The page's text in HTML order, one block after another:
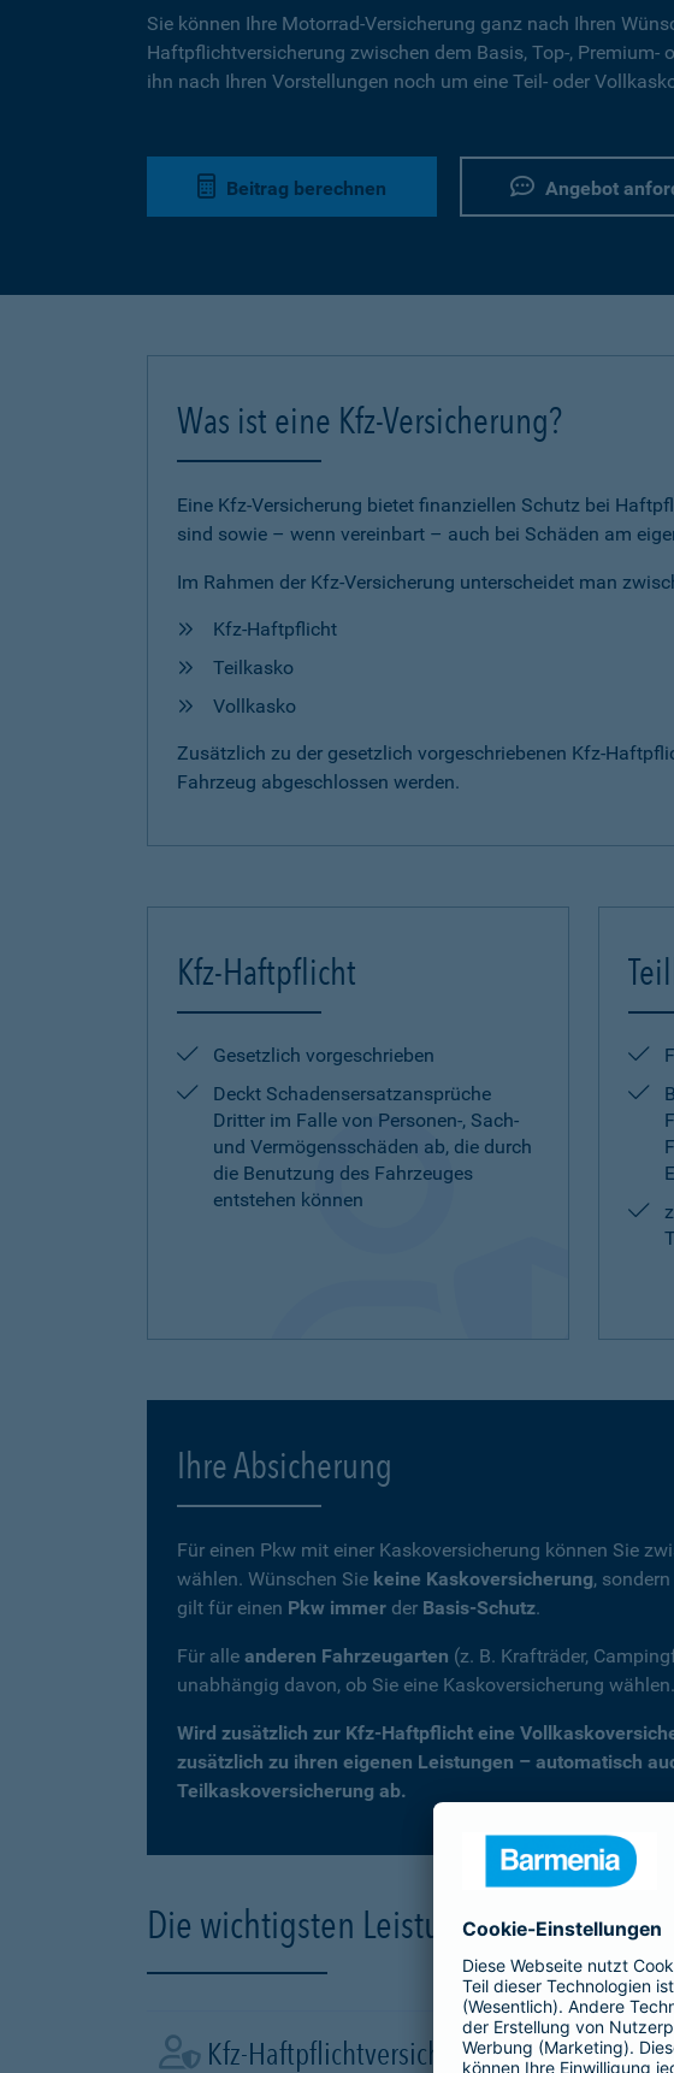
Sie können Ihre Motorrad-Versicherung ganz nach Ihren
Haftpflichtversicherung zwischen dem Basis, Top-, Premium-
ihn nach Ihren Vorstellungen noch um eine Teil- oder
Beitrag berechnen Angebot
Was ist eine Kfz-Versicherung?
Eine Kfz-Versicherung bietet finanziellen Schutz bei
sind sowie – wenn vereinbart – auch bei Schäden am
Im Rahmen der Kfz-Versicherung unterscheidet man
Kfz-Haftpflicht
Teilkasko
Vollkasko
Zusätzlich zu der gesetzlich vorgeschriebenen Kfz-
Fahrzeug abgeschlossen werden.
Kfz-Haftpflicht
Gesetzlich vorgeschrieben
Deckt Schadensersatzansprüche
Dritter im Falle von Personen-, Sach-
und Vermögensschäden ab, die durch
die Benutzung des Fahrzeuges
entstehen können
Ihre Absicherung
Für einen Pkw mit einer Kaskoversicherung können Sie
wählen. Wünschen Sie keine Kaskoversicherung,
gilt für einen Pkw immer der Basis-Schutz.
Für alle anderen Fahrzeugarten (z. B. Krafträder,
unabhängig davon, ob Sie eine Kaskoversicherung wählen.
Wird zusätzlich zur Kfz-Haftpflicht eine
zusätzlich zu ihren eigenen Leistungen – automatisch
Teilkaskoversicherung ab.
Die wichtigsten Leistungen der Kfz-
Kfz-Haftpflichtversicherung